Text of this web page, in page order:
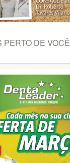
PERTO DE VOCÊ